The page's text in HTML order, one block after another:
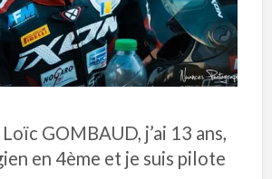
GOMBAUD, j’ai 13 ans,
en 4ème et je suis pilote